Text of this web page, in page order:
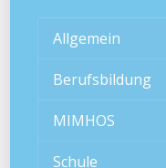
Allgemein
Berufsbildung
MIMHOS
Schule